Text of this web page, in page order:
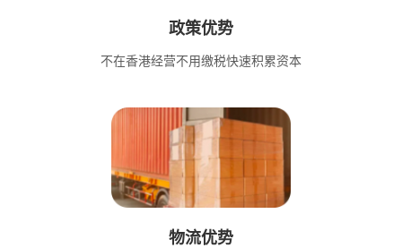
政策优势
不在香港经营不用缴税快速积累资本
物流优势